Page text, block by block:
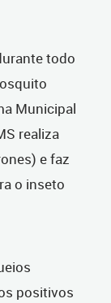
todo
Municipal
realiza
e faz
o inseto
positivos